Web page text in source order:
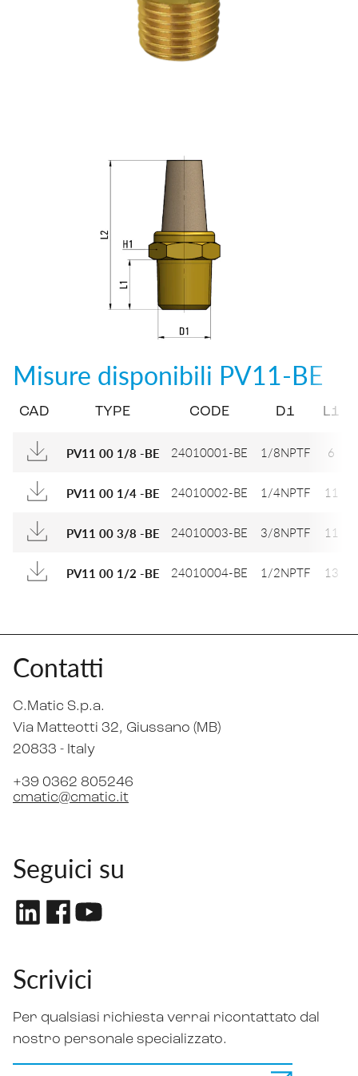
Misure disponibili PV11-BE
CAD TYPE CODE D1 L1
PV11 00 1/8 -BE 24010001-BE 1/8NPTF 6
PV11 00 1/4 -BE 24010002-BE 1/4NPTF 11
PV11 00 3/8 -BE 24010003-BE 3/8NPTF 11
PV11 00 1/2 -BE 24010004-BE 1/2NPTF 13
Contatti
C.Matic S.p.a.
Via Matteotti 32, Giussano (MB)
20833 - Italy
+39 0362 805246
cmatic@cmatic.it
Seguici su
Scrivici
Per qualsiasi richiesta verrai ricontattato dal
nostro personale specializzato.